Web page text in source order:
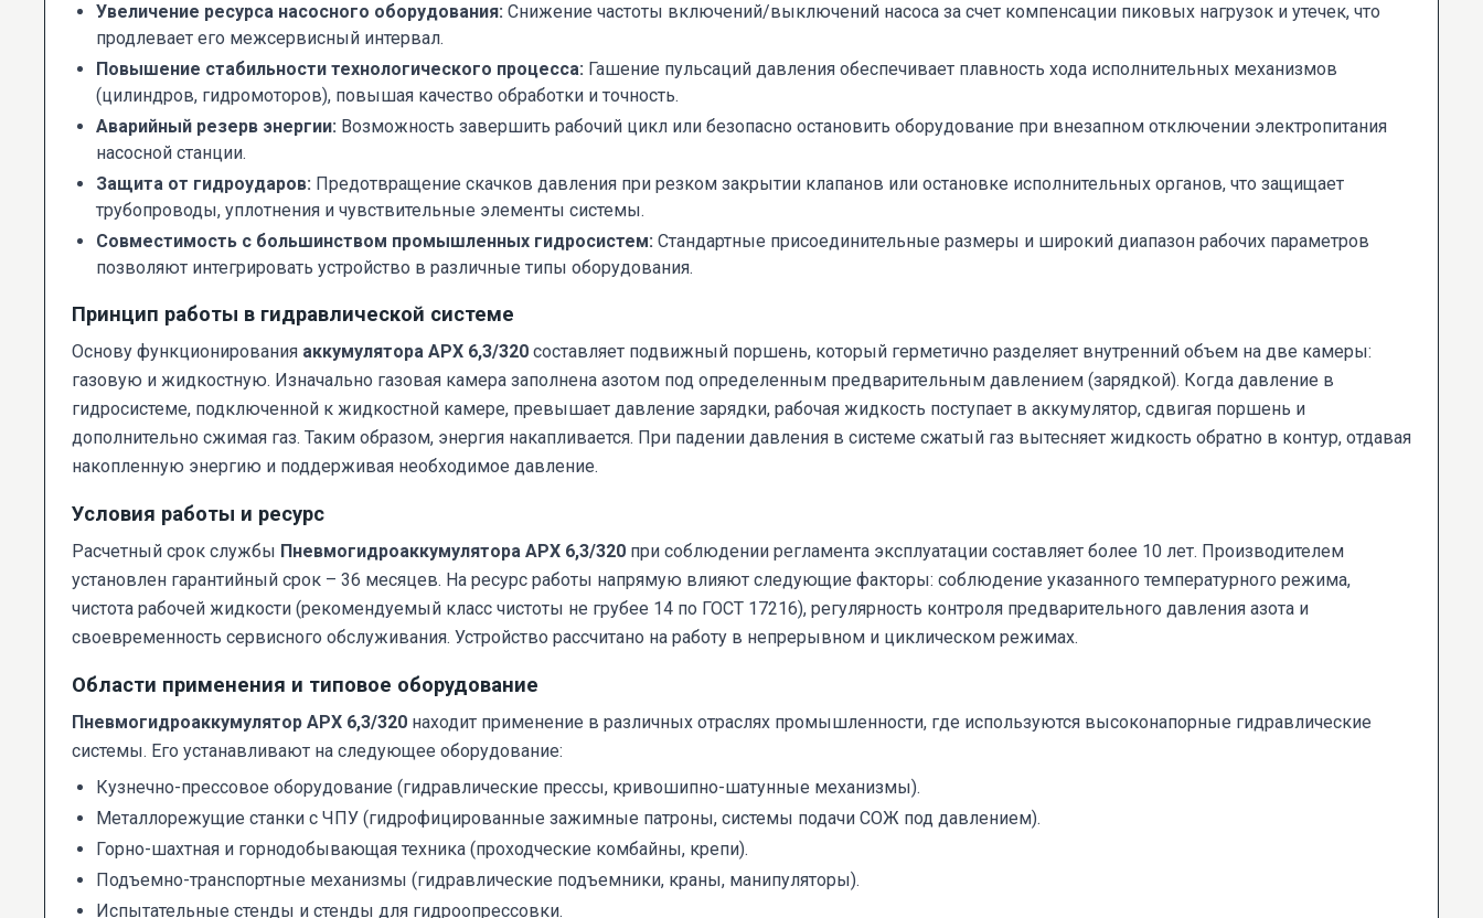
Увеличение ресурса насосного оборудования: Снижение частоты включений/выключений насоса за счет компенсации пиковых нагрузок и утечек, что
продлевает его межсервисный интервал.
Повышение стабильности технологического процесса: Гашение пульсаций давления обеспечивает плавность хода исполнительных механизмов
(цилиндров, гидромоторов), повышая качество обработки и точность.
Аварийный резерв энергии: Возможность завершить рабочий цикл или безопасно остановить оборудование при внезапном отключении электропитания
насосной станции.
Защита от гидроударов: Предотвращение скачков давления при резком закрытии клапанов или остановке исполнительных органов, что защищает
трубопроводы, уплотнения и чувствительные элементы системы.
Совместимость с большинством промышленных гидросистем: Стандартные присоединительные размеры и широкий диапазон рабочих параметров
позволяют интегрировать устройство в различные типы оборудования.
Принцип работы в гидравлической системе
Основу функционирования аккумулятора АРХ 6,3/320 составляет подвижный поршень, который герметично разделяет внутренний объем на две камеры:
газовую и жидкостную. Изначально газовая камера заполнена азотом под определенным предварительным давлением (зарядкой). Когда давление в
гидросистеме, подключенной к жидкостной камере, превышает давление зарядки, рабочая жидкость поступает в аккумулятор, сдвигая поршень и
дополнительно сжимая газ. Таким образом, энергия накапливается. При падении давления в системе сжатый газ вытесняет жидкость обратно в контур, отдавая
накопленную энергию и поддерживая необходимое давление.
Условия работы и ресурс
Расчетный срок службы Пневмогидроаккумулятора АРХ 6,3/320 при соблюдении регламента эксплуатации составляет более 10 лет. Производителем
установлен гарантийный срок – 36 месяцев. На ресурс работы напрямую влияют следующие факторы: соблюдение указанного температурного режима,
чистота рабочей жидкости (рекомендуемый класс чистоты не грубее 14 по ГОСТ 17216), регулярность контроля предварительного давления азота и
своевременность сервисного обслуживания. Устройство рассчитано на работу в непрерывном и циклическом режимах.
Области применения и типовое оборудование
Пневмогидроаккумулятор АРХ 6,3/320 находит применение в различных отраслях промышленности, где используются высоконапорные гидравлические
системы. Его устанавливают на следующее оборудование:
Кузнечно-прессовое оборудование (гидравлические прессы, кривошипно-шатунные механизмы).
Металлорежущие станки с ЧПУ (гидрофицированные зажимные патроны, системы подачи СОЖ под давлением).
Горно-шахтная и горнодобывающая техника (проходческие комбайны, крепи).
Подъемно-транспортные механизмы (гидравлические подъемники, краны, манипуляторы).
Испытательные стенды и стенды для гидроопрессовки.